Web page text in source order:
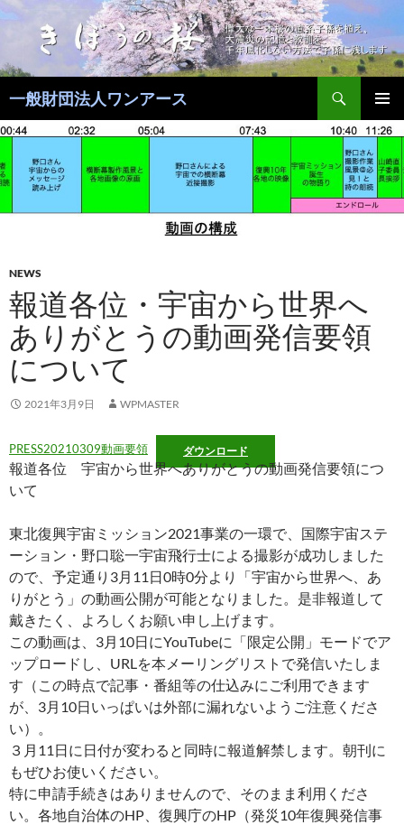
コ
ン
ツ
へ
ス
キ
ッ
一般財団法人ワンアース
メインメ
ニュー
NEWS
報道各位・宇宙から世界へ
ありがとうの動画発信要領
について
2021年3月9日 WPMASTER
PRESS20210309動画要領 ダウンロード
報道各位 宇宙から世界へありがとうの動画発信要領につ
いて
東北復興宇宙ミッション2021事業の一環で、国際宇宙ステ
ーション・野口聡一宇宙飛行士による撮影が成功しました
ので、予定通り3月11日0時0分より「宇宙から世界へ、あ
りがとう」の動画公開が可能となりました。是非報道して
戴きたく、よろしくお願い申し上げます。
この動画は、3月10日にYouTubeに「限定公開」モードでア
ップロードし、URLを本メーリングリストで発信いたしま
す（この時点で記事・番組等の仕込みにご利用できます
が、3月10日いっぱいは外部に漏れないようご注意くださ
い）。
３月11日に日付が変わると同時に報道解禁します。朝刊に
もぜひお使いください。
特に申請手続きはありませんので、そのまま利用くださ
い。各地自治体のHP、復興庁のHP（発災10年復興発信事